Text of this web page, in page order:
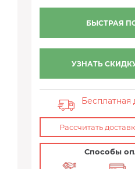
БЫСТРАЯ
УЗНАТЬ
Бесплатная
Рассчитать
Способы